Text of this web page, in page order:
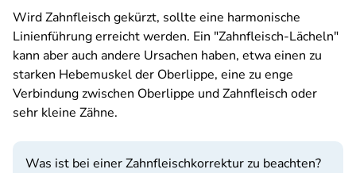
Wird Zahnfleisch gekürzt, sollte eine harmonische
Linienführung erreicht werden. Ein "Zahnfleisch-Lächeln"
kann aber auch andere Ursachen haben, etwa einen zu
starken Hebemuskel der Oberlippe, eine zu enge
Verbindung zwischen Oberlippe und Zahnfleisch oder
sehr kleine Zähne.
Was ist bei einer Zahnfleischkorrektur zu beachten?